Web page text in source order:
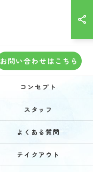
お問い合わせはこちら
コンセプト
スタッフ
よくある質問
テイクアウト